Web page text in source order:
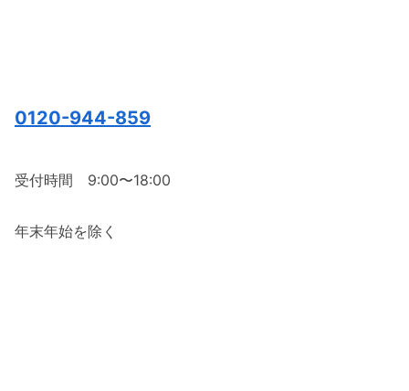
0120-944-859
受付時間 9:00〜18:00
年末年始を除く